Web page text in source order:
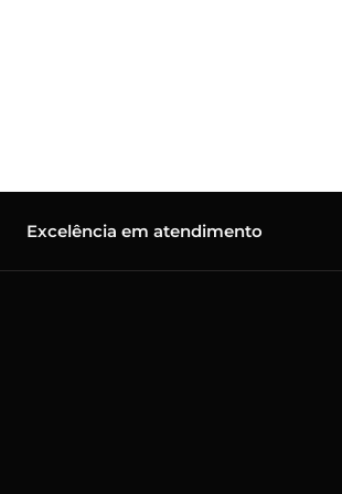
Excelência em atendimento